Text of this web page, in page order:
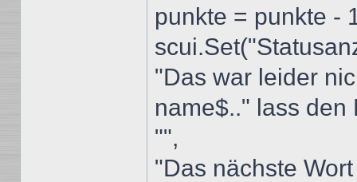
punkte = punkte -
"Das war leider
name$.." lass den
"",
"Das nächste